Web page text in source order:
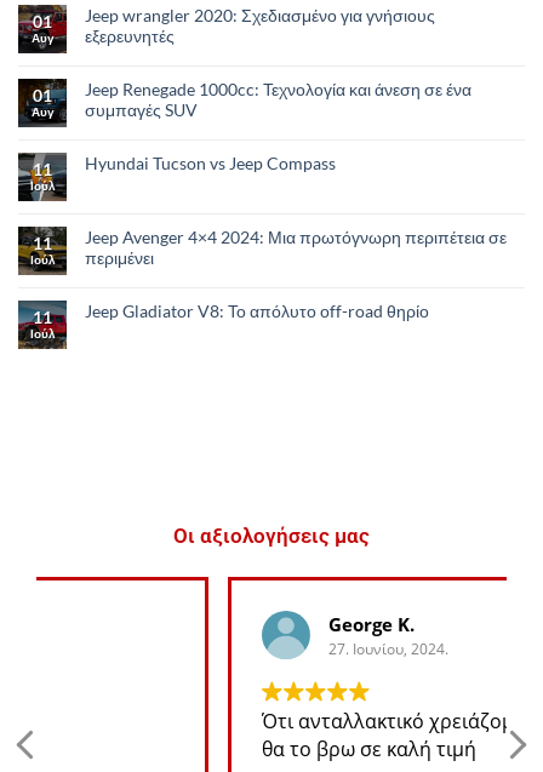
01
Αυγ
Jeep wrangler 2020: Σχεδιασμένο για γνήσιους
εξερευνητές
01
Αυγ
Jeep Renegade 1000cc: Τεχνολογία και άνεση σε ένα
συμπαγές SUV
11
Ιούλ
Hyundai Tucson vs Jeep Compass
11
Ιούλ
Jeep Avenger 4×4 2024: Μια πρωτόγνωρη περιπέτεια σε
περιμένει
11
Ιούλ
Jeep Gladiator V8: Το απόλυτο οff-road θηρίο
Οι αξιολογήσεις μας
27. Ιουνίου, 2024.
Ότι ανταλλακτικό χρειάζομαι για το jeep
θα το βρω σε καλή τιμή